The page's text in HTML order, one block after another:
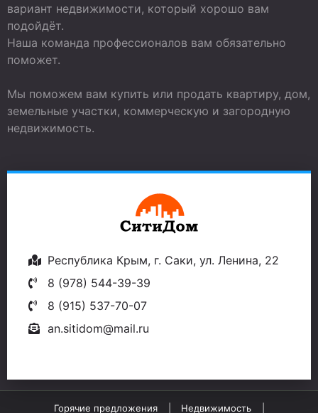
вариант недвижимости, который хорошо вам
подойдёт.
Наша команда профессионалов вам обязательно
поможет.
Мы поможем вам купить или продать квартиру, дом,
земельные участки, коммерческую и загородную
недвижимость.
Республика Крым, г. Саки, ул. Ленина, 22
8 (978) 544-39-39
8 (915) 537-70-07
an.sitidom@mail.ru
Горячие предложения Недвижимость